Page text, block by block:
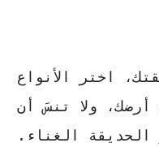
اختر الأنواع
أرضك، ولا تنسَ أن
الغناء.